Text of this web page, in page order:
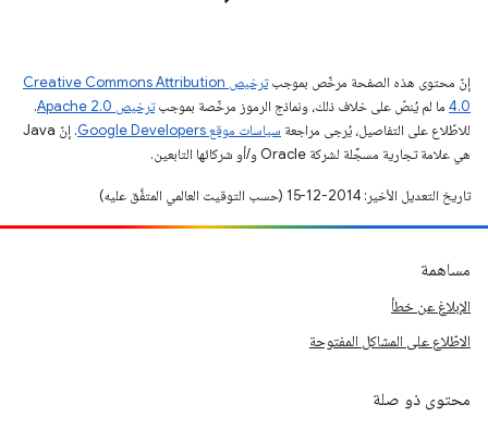
إنّ محتوى هذه الصفحة مرخّص بموجب
ترخيص Creative Commons Attribution
4.0‏ ما لم يُنصّ على خلاف ذلك، ونماذج الرموز مرخّصة بموجبترخيص Apache 2.0‏
.
للاطّلاع على التفاصيل، يُرجى مراجعة سياسات موقع Google Developers‏
. إنّ Java
هي علامة تجارية مسجَّلة لشركة Oracle و/أو شركائها التابعين.
تاريخ التعديل الأخير: 2014-12-15 (حسب التوقيت العالمي المتفَّق عليه)
مساهمة
الإبلاغ عن خطأ
الاطّلاع على المشاكل المفتوحة
محتوى ذو صلة